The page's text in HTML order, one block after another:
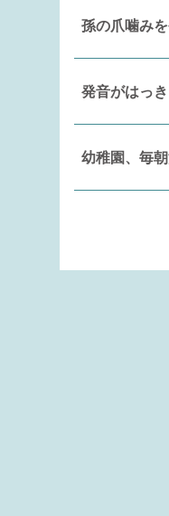
孫の爪噛み
発音がはっ
幼稚園、毎